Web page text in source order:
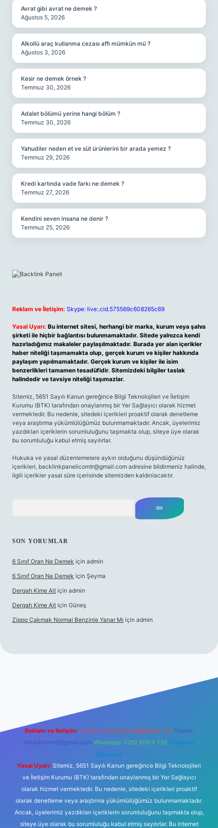
Avrat gibi avrat ne demek ?
Ağustos 5, 2026
Alkollü araç kullanma cezası affı mümkün mü ?
Ağustos 3, 2026
Kesir ne demek örnek ?
Temmuz 30, 2026
Adalet bölümü yerine hangi bölüm ?
Temmuz 30, 2026
Yahudiler neden et ve süt ürünlerini bir arada yemez ?
Temmuz 29, 2026
Kredi kartında vade farkı ne demek ?
Temmuz 27, 2026
Kendini seven insana ne denir ?
Temmuz 25, 2026
Reklam ve İletişim: Skype: live:.cid.575569c608265c69
Yasal Uyarı: Bu internet sitesi, herhangi bir marka, kurum veya şahıs
şirketi ile hiçbir bağlantısı bulunmamaktadır. Sitede yalnızca kendi
hazırladığımız makaleler paylaşılmaktadır. Burada yer alan içerikler
haber niteliği taşımamakta olup, gerçek kurum ve kişiler hakkında
paylaşım yapılmamaktadır. Gerçek kurum ve kişiler ile isim
benzerlikleri tamamen tesadüfidir. Sitemizdeki bilgiler taslak
halindedir ve tavsiye niteliği taşımazlar.
Sitemiz, 5651 Sayılı Kanun gereğince Bilgi Teknolojileri ve İletişim
Kurumu (BTK) tarafından onaylanmış bir Yer Sağlayıcı olarak hizmet
vermektedir. Bu nedenle, sitedeki içerikleri proaktif olarak denetleme
veya araştırma yükümlülüğümüz bulunmamaktadır. Ancak, üyelerimiz
yazdıkları içeriklerin sorumluluğunu taşımakta olup, siteye üye olarak
bu sorumluluğu kabul etmiş sayılırlar.
Hukuka ve yasal düzenlemelere aykırı olduğunu düşündüğünüz
içerikleri, backlinkpanelicomtr@gmail.com adresine bildirmeniz halinde,
ilgili içerikler yasal süre içerisinde sitemizden kaldırılacaktır.
SON YORUMLAR
6 Sınıf Oran Ne Demek için admin
6 Sınıf Oran Ne Demek için Şeyma
Dergah Kime Ait için admin
Dergah Kime Ait için Güneş
Zippo Çakmak Normal Benzinle Yanar Mı için admin
Reklam ve İletişim: E-mail: backlinkpaneli@gmail.com Teams:
forumhizmeti@gmail.com Whatsapp: 0262 606 0 726 Telegram:
@karabul
Yasal Uyarı: Sitemiz, 5651 Sayılı Kanun gereğince Bilgi Teknolojileri
ve İletişim Kurumu (BTK) tarafından onaylanmış bir Yer Sağlayıcı
olarak hizmet vermektedir. Bu nedenle, sitedeki içerikleri proaktif
olarak denetleme veya araştırma yükümlülüğümüz bulunmamaktadır.
Ancak, üyelerimiz yazdıkları içeriklerin sorumluluğunu taşımakta olup,
siteye üye olarak bu sorumluluğu kabul etmiş sayılırlar. Bu internet